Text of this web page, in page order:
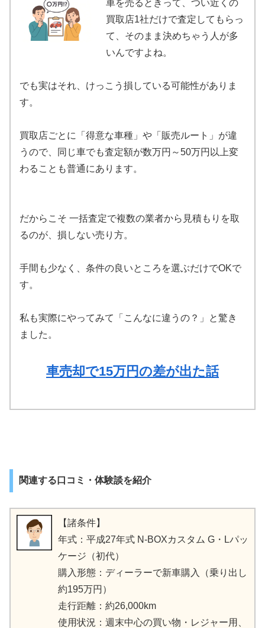
車を売るときって、つい近くの
買取店1社だけで査定してもらっ
て、そのまま決めちゃう人が多
いんですよね。
でも実はそれ、けっこう損している可能性がありま
す。
買取店ごとに「得意な車種」や「販売ルート」が違
うので、同じ車でも査定額が数万円～50万円以上変
わることも普通にあります。
だからこそ 一括査定で複数の業者から見積もりを取
るのが、損しない売り方。
手間も少なく、条件の良いところを選ぶだけでOKで
す。
私も実際にやってみて「こんなに違うの？」と驚き
ました。
車売却で15万円の差が出た話
関連する口コミ・体験談を紹介
【諸条件】
年式：平成27年式 N-BOXカスタム G・Lパッ
ケージ（初代）
購入形態：ディーラーで新車購入（乗り出し
約195万円）
走行距離：約26,000km
使用状況：週末中心の買い物・レジャー用、